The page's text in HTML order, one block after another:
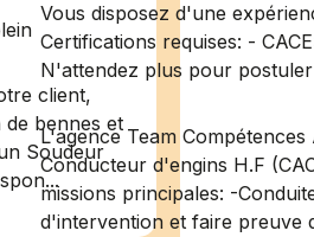
client,
de bennes et
Soudeur
Vous disposez d'une
Certifications requises: -
N'attendez plus pour
L'agence Team
Conducteur d'engins H.F
missions principales: -
d'intervention et faire preuve